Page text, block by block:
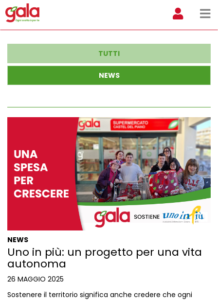
TUTTI
NEWS
NEWS
Uno in più: un progetto per una vita
autonoma
26 MAGGIO 2025
Sostenere il territorio significa anche credere che ogni